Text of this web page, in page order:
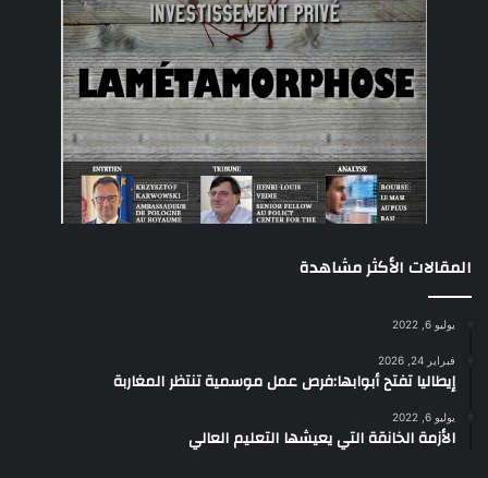
المقالات الأكثر مشاهدة
يوليو 6, 2022
فبراير 24, 2026
إيطاليا تفتح أبوابها:فرص عمل موسمية تنتظر المغاربة
يوليو 6, 2022
الأزمة الخانقة التي يعيشها التعليم العالي